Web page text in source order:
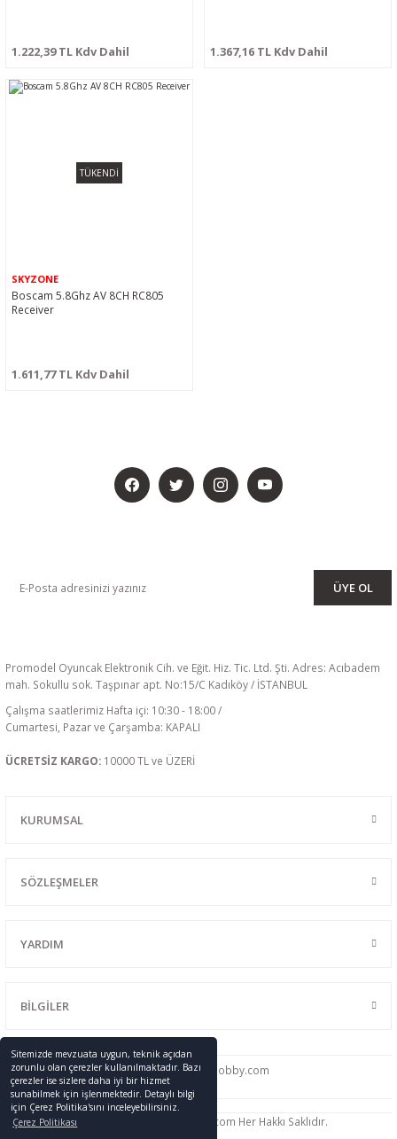
Sitemizde mevzuata uygun, teknik açıdan
zorunlu olan çerezler kullanılmaktadır. Bazı
çerezler ise sizlere daha iyi bir hizmet
sunabilmek için işlenmektedir. Detaylı bilgi
için Çerez Politika'sını inceleyebilirsiniz.
Çerez Politikası
1.222,39 TL Kdv Dahil 1.367,16 TL Kdv Dahil
TÜKENDİ
SKYZONE
Boscam 5.8Ghz AV 8CH RC805
Receiver
1.611,77 TL Kdv Dahil
ÜYE OL
Promodel Oyuncak Elektronik Cih. ve Eğit. Hiz. Tic. Ltd. Şti. Adres: Acıbadem
mah. Sokullu sok. Taşpınar apt. No:15/C Kadıköy / İSTANBUL
Çalışma saatlerimiz Hafta içi: 10:30 - 18:00 /
Cumartesi, Pazar ve Çarşamba: KAPALI
ÜCRETSİZ KARGO: 10000 TL ve ÜZERİ
KURUMSAL
SÖZLEŞMELER
YARDIM
BİLGİLER
0216 428 46 91 info@promodelhobby.com
Telif Hakkı © 2005-2023 promodelhobby.com Her Hakkı Saklıdır.